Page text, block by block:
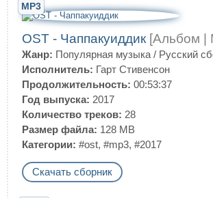
MP3
OST - Чаппакуиддик [Альбом |
Жанр: Популярная музыка / Русский
Исполнитель: Гарт Стивенсон
Продолжительность: 00:53:37
Год выпуска: 2017
Количество треков: 28
Размер файла: 128 MB
Категории: #ost, #mp3, #2017
Скачать сборник